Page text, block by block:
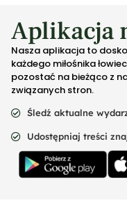
Aplikacja
Nasza aplikacja to
każdego miłośnika
pozostać na bieżąco z
związanych stron.
Śledź aktualne
Udostępniaj treści